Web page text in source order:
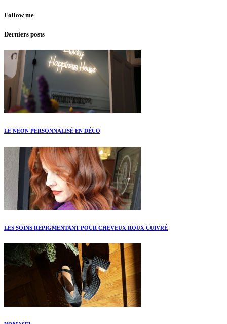
Follow me
Derniers posts
LE NEON PERSONNALISÉ EN DÉCO
LES SOINS REPIGMENTANT POUR CHEVEUX ROUX CUIVRÉ